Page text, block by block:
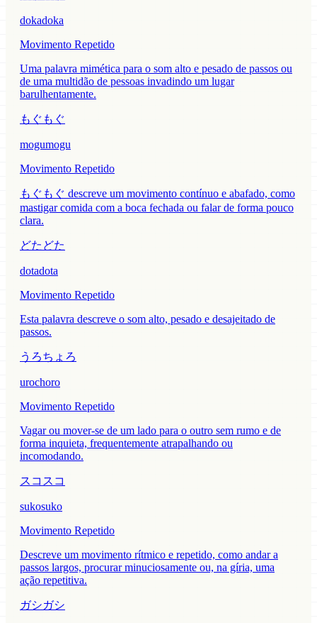
dokadoka
Movimento Repetido
Uma palavra mimética para o som alto e pesado de passos ou
de uma multidão de pessoas invadindo um lugar
barulhentamente.
もぐもぐ
mogumogu
Movimento Repetido
もぐもぐ descreve um movimento contínuo e abafado, como
mastigar comida com a boca fechada ou falar de forma pouco
clara.
どたどた
dotadota
Movimento Repetido
Esta palavra descreve o som alto, pesado e desajeitado de
passos.
うろちょろ
urochoro
Movimento Repetido
Vagar ou mover-se de um lado para o outro sem rumo e de
forma inquieta, frequentemente atrapalhando ou
incomodando.
スコスコ
sukosuko
Movimento Repetido
Descreve um movimento rítmico e repetido, como andar a
passos largos, procurar minuciosamente ou, na gíria, uma
ação repetitiva.
ガシガシ